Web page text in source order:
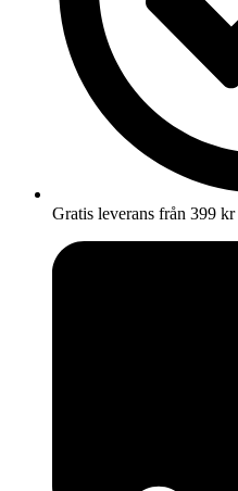
Gratis leverans från 399 kr